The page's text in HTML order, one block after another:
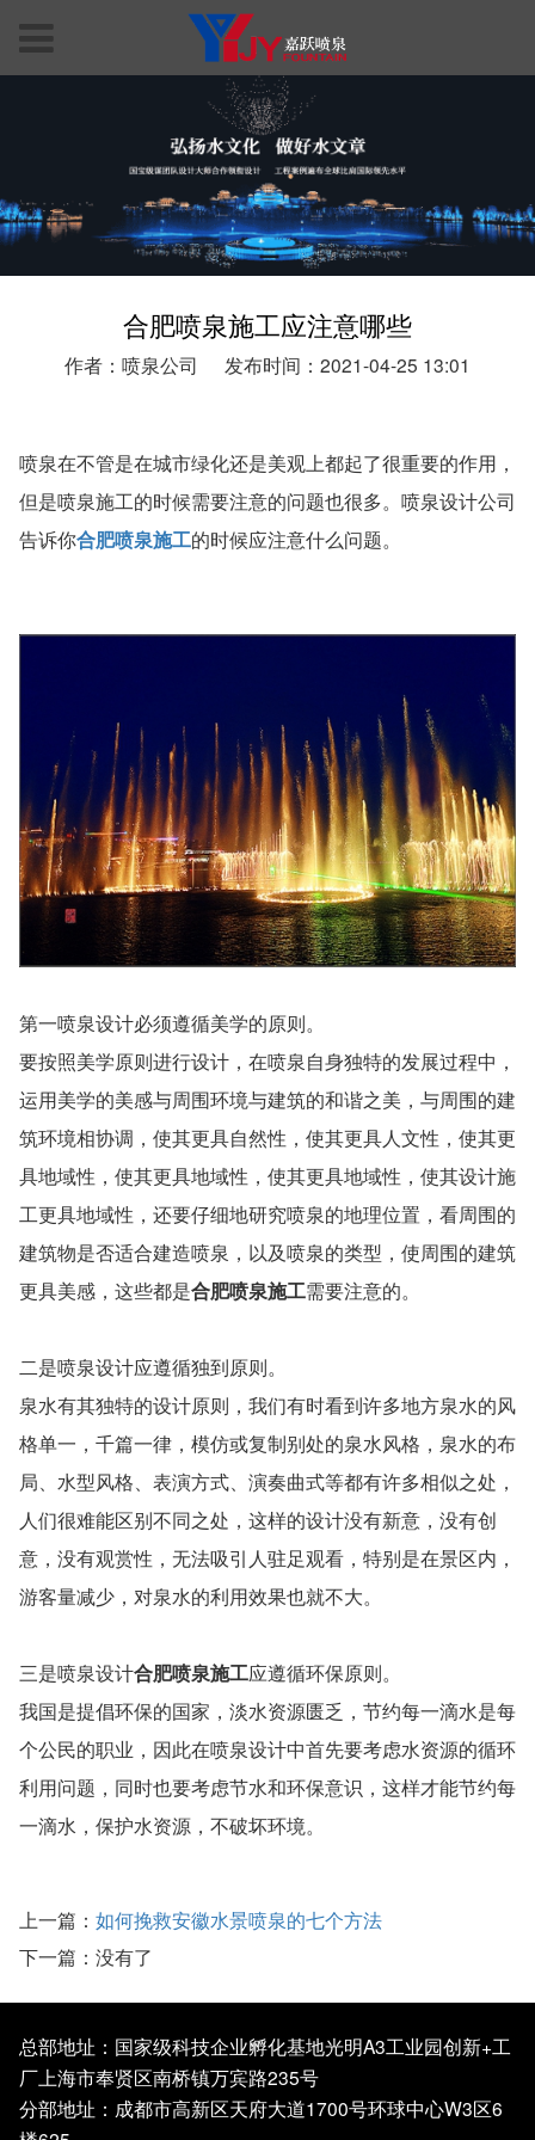
合肥喷泉施工应注意哪些
作者：喷泉公司 发布时间：2021-04-25 13:01
喷泉在不管是在城市绿化还是美观上都起了很重要的作用，
但是喷泉施工的时候需要注意的问题也很多。喷泉设计公司
告诉你合肥喷泉施工的时候应注意什么问题。
第一喷泉设计必须遵循美学的原则。
要按照美学原则进行设计，在喷泉自身独特的发展过程中，
运用美学的美感与周围环境与建筑的和谐之美，与周围的建
筑环境相协调，使其更具自然性，使其更具人文性，使其更
具地域性，使其更具地域性，使其更具地域性，使其设计施
工更具地域性，还要仔细地研究喷泉的地理位置，看周围的
建筑物是否适合建造喷泉，以及喷泉的类型，使周围的建筑
更具美感，这些都是合肥喷泉施工需要注意的。
二是喷泉设计应遵循独到原则。
泉水有其独特的设计原则，我们有时看到许多地方泉水的风
格单一，千篇一律，模仿或复制别处的泉水风格，泉水的布
局、水型风格、表演方式、演奏曲式等都有许多相似之处，
人们很难能区别不同之处，这样的设计没有新意，没有创
意，没有观赏性，无法吸引人驻足观看，特别是在景区内，
游客量减少，对泉水的利用效果也就不大。
三是喷泉设计合肥喷泉施工应遵循环保原则。
我国是提倡环保的国家，淡水资源匮乏，节约每一滴水是每
个公民的职业，因此在喷泉设计中首先要考虑水资源的循环
利用问题，同时也要考虑节水和环保意识，这样才能节约每
一滴水，保护水资源，不破坏环境。
上一篇： 如何挽救安徽水景喷泉的七个方法
下一篇：没有了
总部地址：国家级科技企业孵化基地光明A3工业园创新+工
厂上海市奉贤区南桥镇万宾路235号
分部地址：成都市高新区天府大道1700号环球中心W3区6